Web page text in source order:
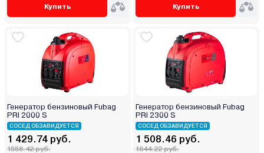
Купить Купить
Генератор бензиновый Fubag
PRI 2000 S
СОСЕД ОБЗАВИДУЕТСЯ
1 429.74 руб.
1558.42 руб.
Генератор бензиновый Fubag
PRI 2300 S
СОСЕД ОБЗАВИДУЕТСЯ
1 508.46 руб.
1644.22 руб.